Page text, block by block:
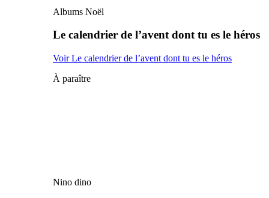
Albums Noël
Le calendrier de l’avent dont tu es le héros
Voir Le calendrier de l’avent dont tu es le héros
À paraître
Nino dino